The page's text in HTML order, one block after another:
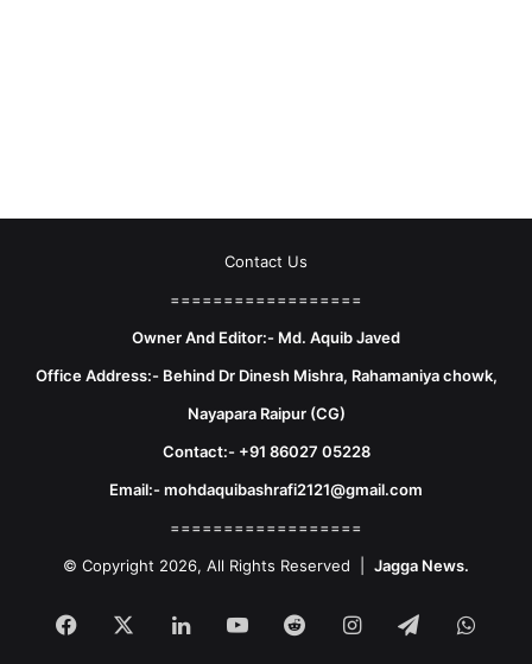
Contact Us
==================
Owner And Editor:- Md. Aquib Javed
Office Address:- Behind Dr Dinesh Mishra, Rahamaniya chowk,
Nayapara Raipur (CG)
Contact:- +91 86027 05228
Email:- mohdaquibashrafi2121@gmail.com
==================
© Copyright 2026, All Rights Reserved | Jagga News.
Facebook LinkedInYouTubeRedditInstagram
Telegram